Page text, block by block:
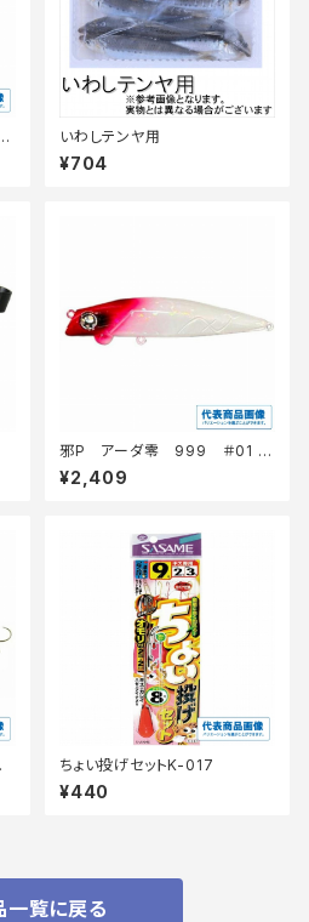
いわしテンヤ用
¥704
邪P アーダ零 999 ＃01 J
APAN
¥2,409
ちょい投げセットK-017
¥440
一覧に戻る